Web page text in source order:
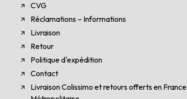
CVG
Réclamations – Informations
Livraison
Retour
Politique d'expédition
Contact
Livraison Colissimo et retours offerts en France